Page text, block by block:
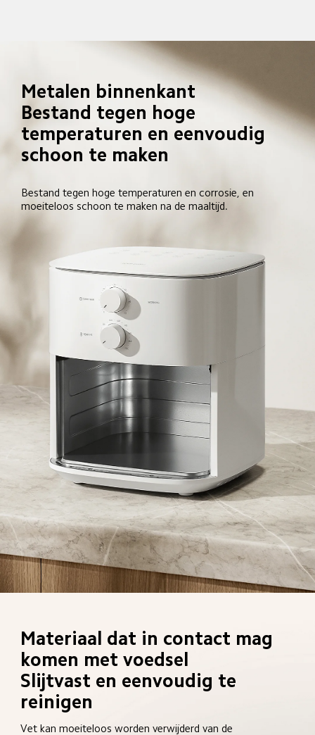
Metalen binnenkant
Bestand tegen hoge
temperaturen en eenvoudig
schoon te maken
Bestand tegen hoge temperaturen en corrosie, en
moeiteloos schoon te maken na de maaltijd.
Materiaal dat in contact mag
komen met voedsel
Slijtvast en eenvoudig te
reinigen
Vet kan moeiteloos worden verwijderd van de